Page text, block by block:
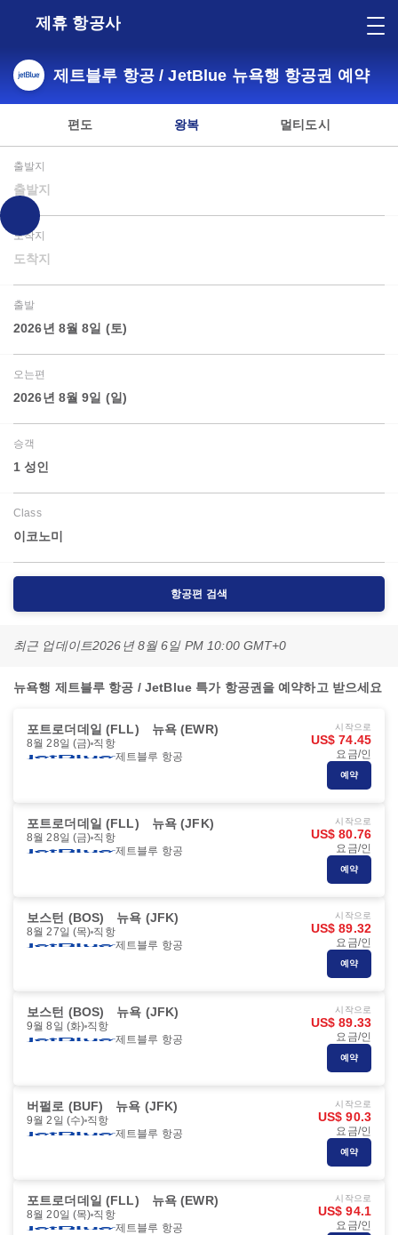
제휴 항공사
제트블루 항공 / JetBlue 뉴욕행 항공권 예약
편도 왕복 멀티도시
출발지
출발지
도착지
도착지
출발
2026년 8월 8일 (토)
오는편
2026년 8월 9일 (일)
승객
1 성인
Class
이코노미
항공편 검색
최근 업데이트2026년 8월 6일 PM 10:00 GMT+0
뉴욕행 제트블루 항공 / JetBlue 특가 항공권을 예약하고 받으세요
포트로더데일 (FLL) 뉴욕 (EWR)
8월 28일 (금) 직항
제트블루 항공
시작으로
US$ 74.45
요금/인
예약
포트로더데일 (FLL) 뉴욕 (JFK)
8월 28일 (금) 직항
제트블루 항공
시작으로
US$ 80.76
요금/인
예약
보스턴 (BOS) 뉴욕 (JFK)
8월 27일 (목) 직항
제트블루 항공
시작으로
US$ 89.32
요금/인
예약
보스턴 (BOS) 뉴욕 (JFK)
9월 8일 (화) 직항
제트블루 항공
시작으로
US$ 89.33
요금/인
예약
버펄로 (BUF) 뉴욕 (JFK)
9월 2일 (수) 직항
제트블루 항공
시작으로
US$ 90.3
요금/인
예약
포트로더데일 (FLL) 뉴욕 (EWR)
8월 20일 (목) 직항
제트블루 항공
시작으로
US$ 94.1
요금/인